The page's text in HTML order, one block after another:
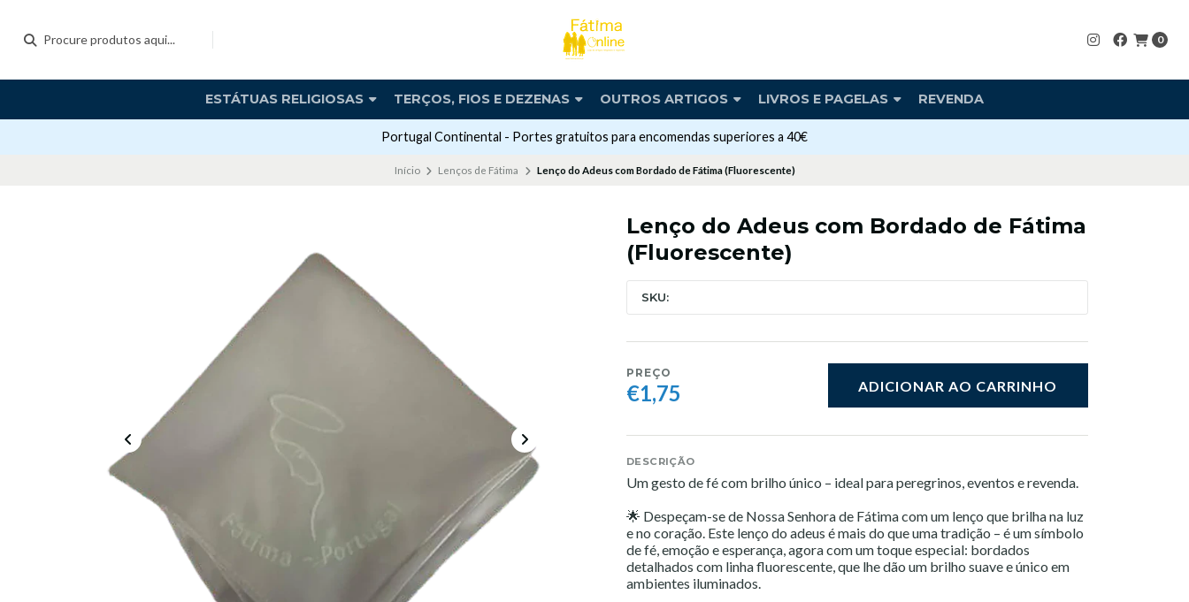
0
ESTÁTUAS RELIGIOSAS TERÇOS, FIOS E DEZENAS OUTROS ARTIGOS LIVROS E PAGELAS REVENDA
Portugal Continental - Portes gratuitos para encomendas superiores a 40€
Início Lenços de Fátima Lenço do Adeus com Bordado de Fátima (Fluorescente)
Lenço do Adeus com Bordado de Fátima
(Fluorescente)
SKU:
PREÇO
€1,75 ADICIONAR AO CARRINHO
DESCRIÇÃO
Um gesto de fé com brilho único – ideal para peregrinos, eventos e revenda.
🌟 Despeçam-se de Nossa Senhora de Fátima com um lenço que brilha na luz
e no coração. Este lenço do adeus é mais do que uma tradição – é um símbolo
de fé, emoção e esperança, agora com um toque especial: bordados
detalhados com linha fluorescente, que lhe dão um brilho suave e único em
ambientes iluminados.